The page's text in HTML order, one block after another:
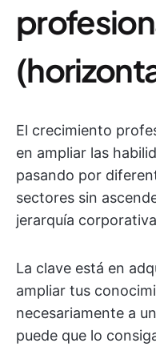
El crecimiento
en ampliar las
pasando por
sectores sin
jerarquía
La clave está en
ampliar tus
necesariamente a
puede que lo